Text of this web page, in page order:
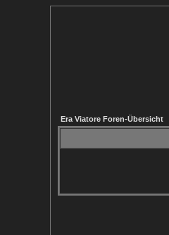
Era Viatore Foren-Übersicht